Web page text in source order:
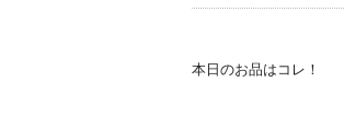
本日のお品はコレ！